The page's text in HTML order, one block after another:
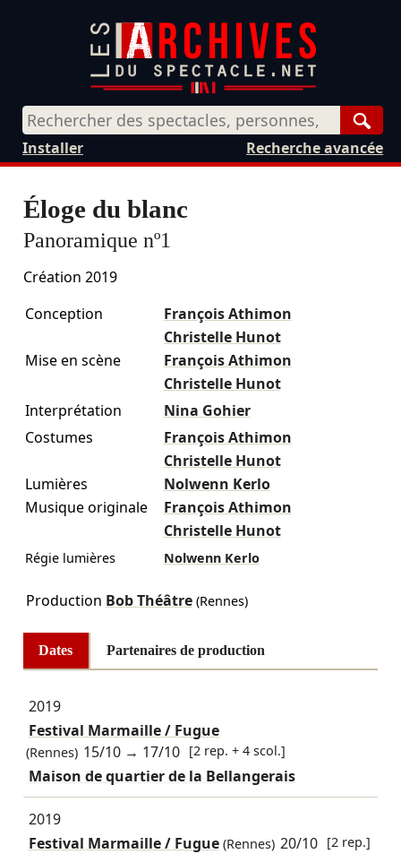
Recherche avancée
Installer
Éloge du blanc
Panoramique nº1
Création 2019
Conception
François Athimon
Christelle Hunot
Mise en scène
François Athimon
Christelle Hunot
Interprétation
Nina Gohier
Costumes
François Athimon
Christelle Hunot
Lumières
Nolwenn Kerlo
Musique originale
François Athimon
Christelle Hunot
Régie lumières Nolwenn Kerlo
Production Bob Théâtre(Rennes)
Dates Partenaires de production
2019
Festival Marmaille / Fugue
(Rennes) 15/10 → 17/10 [2 rep. + 4 scol.]
Maison de quartier de la Bellangerais
2019
Festival Marmaille / Fugue(Rennes) 20/10 [2 rep.]